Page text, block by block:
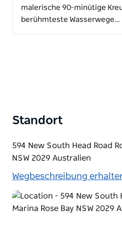
malerische 90-minütige
berühmteste Wasserwege…
Standort
594 New South Head Road
NSW 2029 Australien
Wegbeschreibung